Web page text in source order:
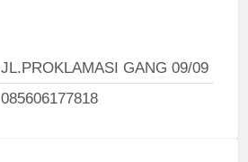
JL.PROKLAMASI GANG 09/09
085606177818